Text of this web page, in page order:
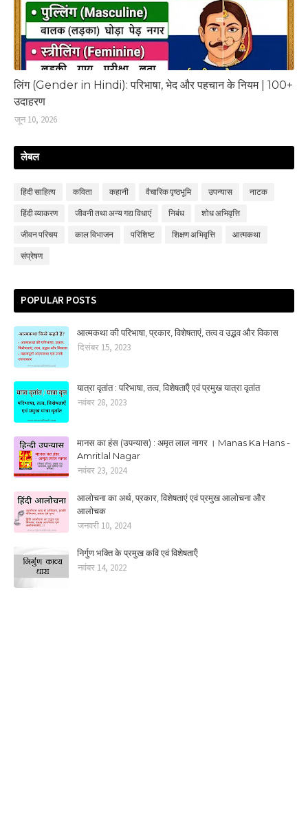
लिंग (Gender in Hindi): परिभाषा, भेद और पहचान के नियम | 100+
उदाहरण
जून 10, 2026
लेबल
हिंदी साहित्‍य कविता कहानी वैचारिक पृष्ठभूमि उपन्‍यास नाटक
हिंदी व्‍याकरण जीवनी तथा अन्य गद्य विधाएं निबंध शोध अभिवृत्ति
जीवन परिचय काल विभाजन परिशिष्‍ट शिक्षण अभिवृत्ति आत्मकथा
संप्रेषण
POPULAR POSTS
आत्मकथा की परिभाषा, प्रकार, विशेषताएं, तत्‍व व उद्भव और विकास
दिसंबर 15, 2023
यात्रा वृतांत : परिभाषा, तत्‍व, विशेषताऍं एवं प्रमुख यात्रा वृतांत
नवंबर 28, 2023
मानस का हंस (उपन्यास) : अमृत लाल नागर । Manas Ka Hans -
Amritlal Nagar
नवंबर 23, 2024
आलोचना का अर्थ, प्रकार, विशेषताएं एवं प्रमुख आलोचना और
आलोचक
जनवरी 10, 2024
निर्गुण भक्ति के प्रमुख कवि एवं विशेषताऍं
नवंबर 14, 2022